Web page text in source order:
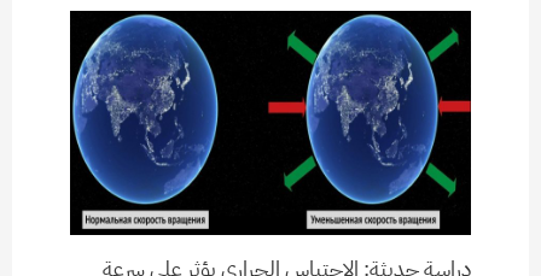
دراسة حديثة: الاحتباس الحراري يؤثر على سرعة